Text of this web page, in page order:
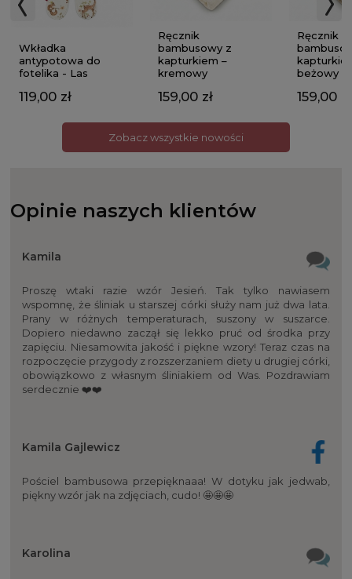
Wkładka
antypotowa do
fotelika - Las
119,00 zł
Ręcznik
bambusowy z
kapturkiem –
kremowy
159,00 zł
Ręcznik
beżowy
159,00 zł
Zobacz wszystkie nowości
Opinie naszych klientów
Kamila
Proszę wtaki razie wzór Jesień. Tak tylko nawiasem
wspomnę, że śliniak u starszej córki służy nam już dwa lata.
Prany w różnych temperaturach, suszony w suszarce.
Dopiero niedawno zaczął się lekko pruć od środka przy
zapięciu. Niesamowita jakość i piękne wzory! Teraz czas na
rozpoczęcie przygody z rozszerzaniem diety u drugiej córki,
obowiązkowo z własnym śliniakiem od Was. Pozdrawiam
serdecznie ❤️❤️
Kamila Gajlewicz
Pościel bambusowa przepięknaaa! W dotyku jak jedwab,
piękny wzór jak na zdjęciach, cudo! 🤩🤩🤩
Karolina